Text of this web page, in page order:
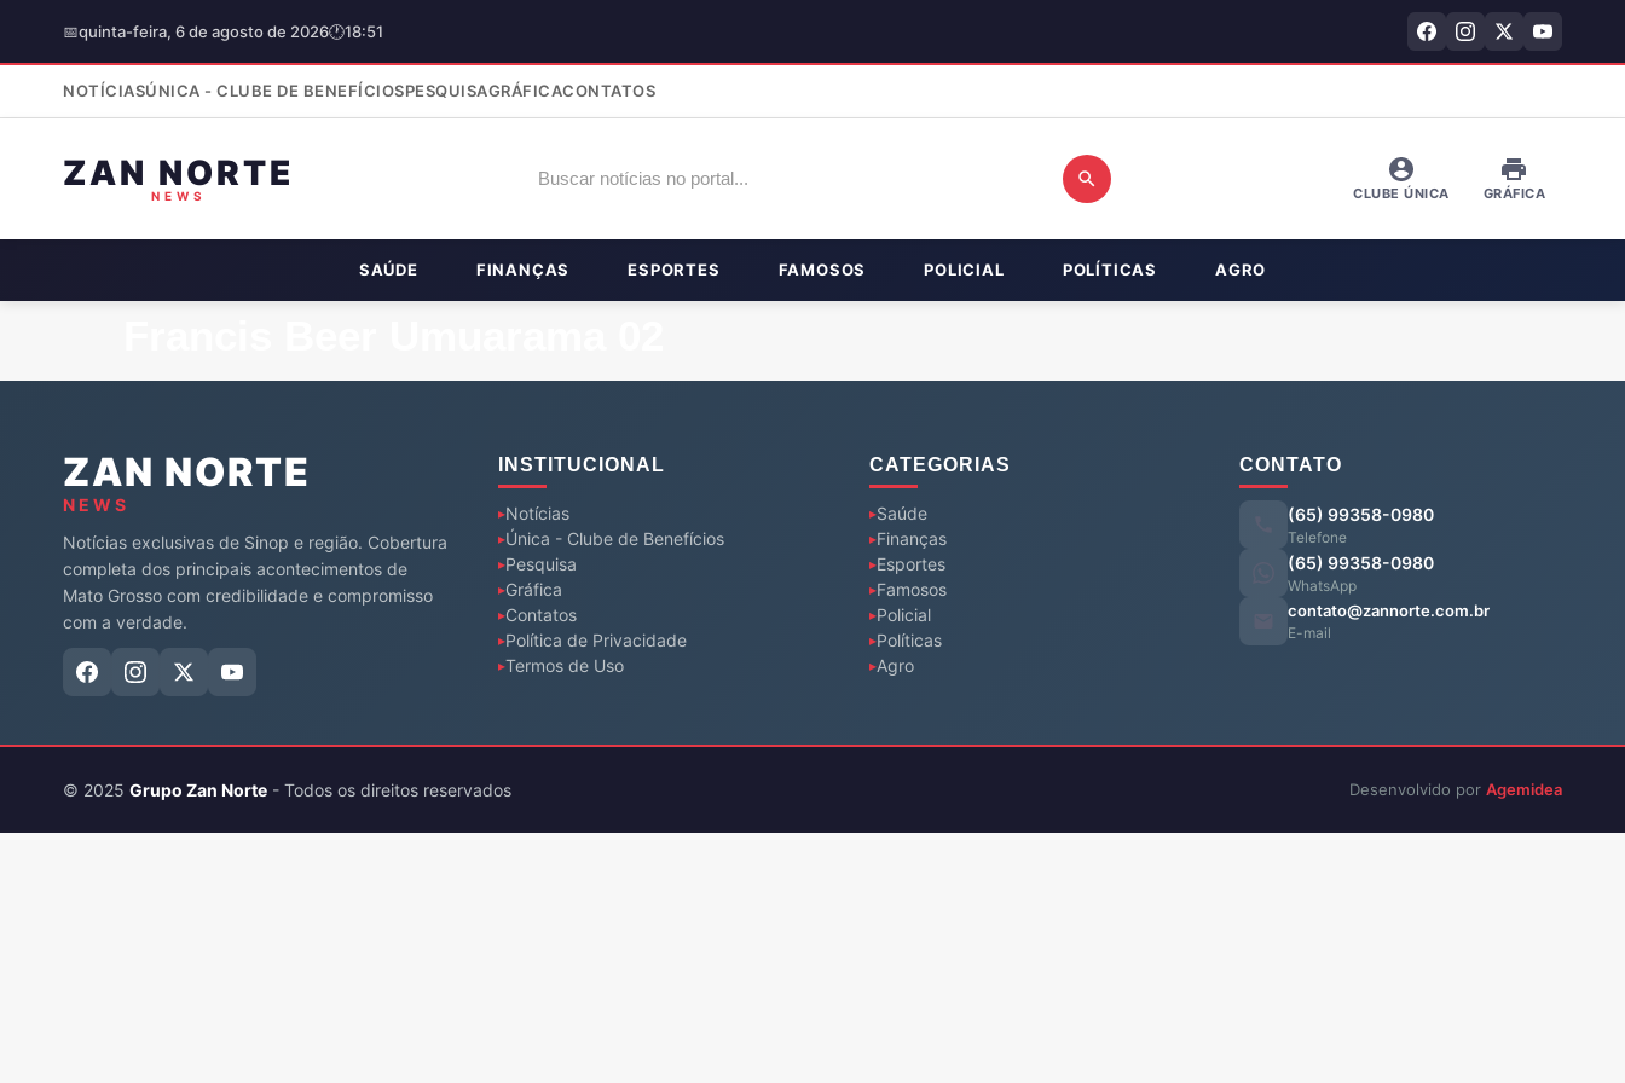
📅quinta-feira, 6 de agosto de 2026🕐18:51
NOTÍCIASÚNICA - CLUBE DE BENEFÍCIOSPESQUISAGRÁFICACONTATOS
ZAN NORTE
NEWS CLUBE ÚNICA GRÁFICA
SAÚDE FINANÇAS ESPORTES FAMOSOS POLICIAL POLÍTICAS AGRO
ZAN NORTE
NEWS
Notícias exclusivas de Sinop e região. Cobertura
completa dos principais acontecimentos de
Mato Grosso com credibilidade e compromisso
com a verdade.
INSTITUCIONAL
Notícias
Única - Clube de Benefícios
Pesquisa
Gráfica
Contatos
Política de Privacidade
Termos de Uso
CATEGORIAS
Saúde
Finanças
Esportes
Famosos
Policial
Políticas
Agro
CONTATO
(65) 99358-0980
Telefone
(65) 99358-0980
WhatsApp
contato@zannorte.com.br
E-mail
© 2025 Grupo Zan Norte - Todos os direitos reservados Desenvolvido por Agemidea